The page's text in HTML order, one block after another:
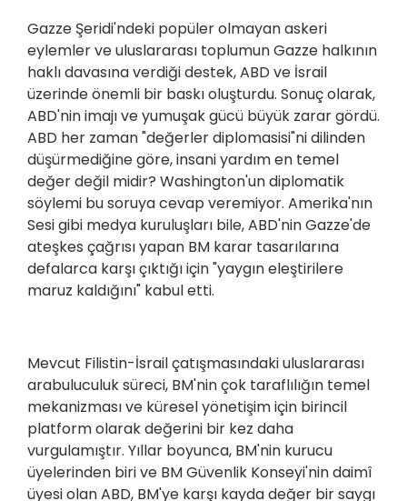
Gazze Şeridi'ndeki popüler olmayan askeri
eylemler ve uluslararası toplumun Gazze halkının
haklı davasına verdiği destek, ABD ve İsrail
üzerinde önemli bir baskı oluşturdu. Sonuç olarak,
ABD'nin imajı ve yumuşak gücü büyük zarar gördü.
ABD her zaman "değerler diplomasisi"ni dilinden
düşürmediğine göre, insani yardım en temel
değer değil midir? Washington'un diplomatik
söylemi bu soruya cevap veremiyor. Amerika'nın
Sesi gibi medya kuruluşları bile, ABD'nin Gazze'de
ateşkes çağrısı yapan BM karar tasarılarına
defalarca karşı çıktığı için "yaygın eleştirilere
maruz kaldığını" kabul etti.
Mevcut Filistin-İsrail çatışmasındaki uluslararası
arabuluculuk süreci, BM'nin çok taraflılığın temel
mekanizması ve küresel yönetişim için birincil
platform olarak değerini bir kez daha
vurgulamıştır. Yıllar boyunca, BM'nin kurucu
üyelerinden biri ve BM Güvenlik Konseyi'nin daimî
üyesi olan ABD, BM'ye karşı kayda değer bir saygı